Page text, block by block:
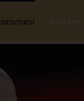
အားကစား တေးဂီတ